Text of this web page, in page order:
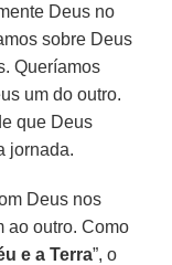
Deus no
sobre Deus
Queríamos
um do outro.
que Deus
jornada.
Deus nos
ao outro. Como
e a Terra”, o